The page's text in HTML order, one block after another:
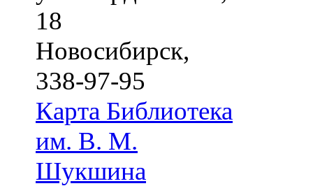
18
Новосибирск,
338-97-95
Карта Библиотека
им. В. М.
Шукшина